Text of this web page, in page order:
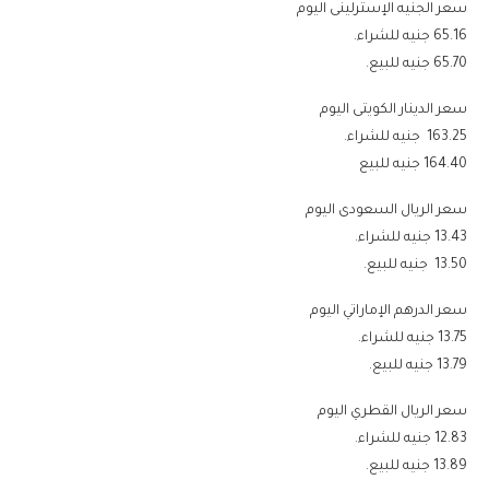
65.16 جنيه للشراء.
65.70 جنيه للبيع.
163.25 جنيه للشراء.
13.43 جنيه للشراء.
13.75 جنيه للشراء.
13.79 جنيه للبيع.
12.83 جنيه للشراء.
13.89 جنيه للبيع.